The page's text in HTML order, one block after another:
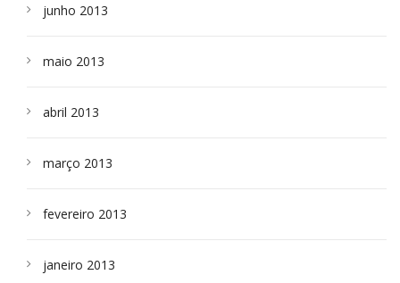
junho 2013
maio 2013
abril 2013
março 2013
fevereiro 2013
janeiro 2013